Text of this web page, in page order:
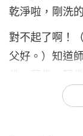
乾淨啦，剛洗
對不起了啊！
父好。）知道
佛，拜佛。拜
啦，好嗎？比